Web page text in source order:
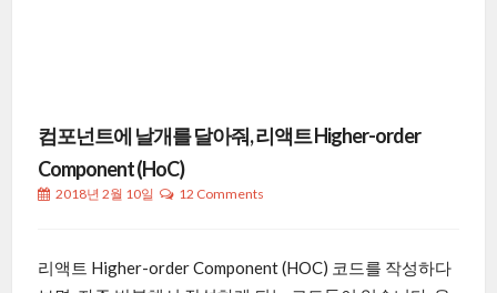
컴포넌트에 날개를 달아줘, 리액트 Higher-order
Component (HoC)
2018년 2월 10일 12 Comments
리액트 Higher-order Component (HOC) 코드를 작성하다